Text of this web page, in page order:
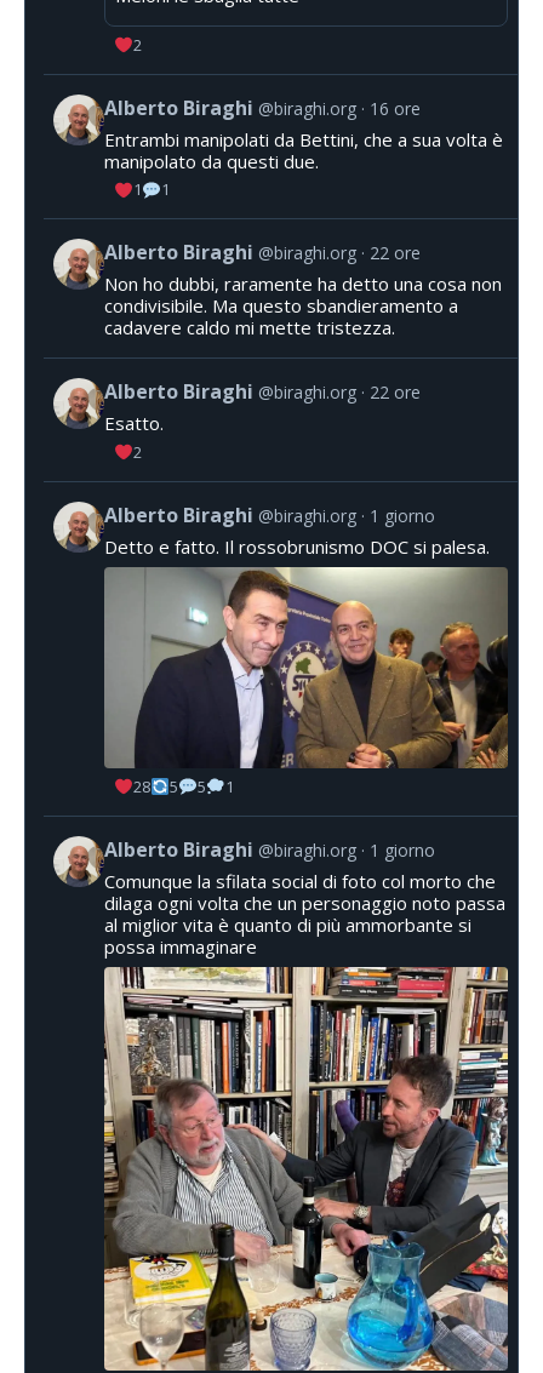
2
Alberto Biraghi @biraghi.org 16 ore
Entrambi manipolati da Bettini, che a sua volta è
manipolato da questi due.
1 1
Alberto Biraghi @biraghi.org 22 ore
Non ho dubbi, raramente ha detto una cosa non
condivisibile. Ma questo sbandieramento a
cadavere caldo mi mette tristezza.
Alberto Biraghi @biraghi.org 22 ore
Esatto.
2
Alberto Biraghi @biraghi.org 1 giorno
Detto e fatto. Il rossobrunismo DOC si palesa.
28 5 5 1
Alberto Biraghi @biraghi.org 1 giorno
Comunque la sfilata social di foto col morto che
dilaga ogni volta che un personaggio noto passa
al miglior vita è quanto di più ammorbante si
possa immaginare